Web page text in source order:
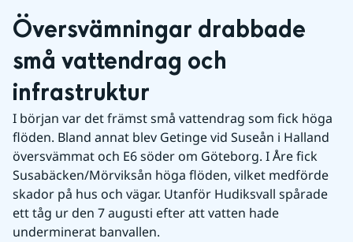
Översvämningar drabbade
små vattendrag och
infrastruktur
I början var det främst små vattendrag som fick höga
flöden. Bland annat blev Getinge vid Suseån i Halland
översvämmat och E6 söder om Göteborg. I Åre fick
Susabäcken/Mörviksån höga flöden, vilket medförde
skador på hus och vägar. Utanför Hudiksvall spårade
ett tåg ur den 7 augusti efter att vatten hade
underminerat banvallen.